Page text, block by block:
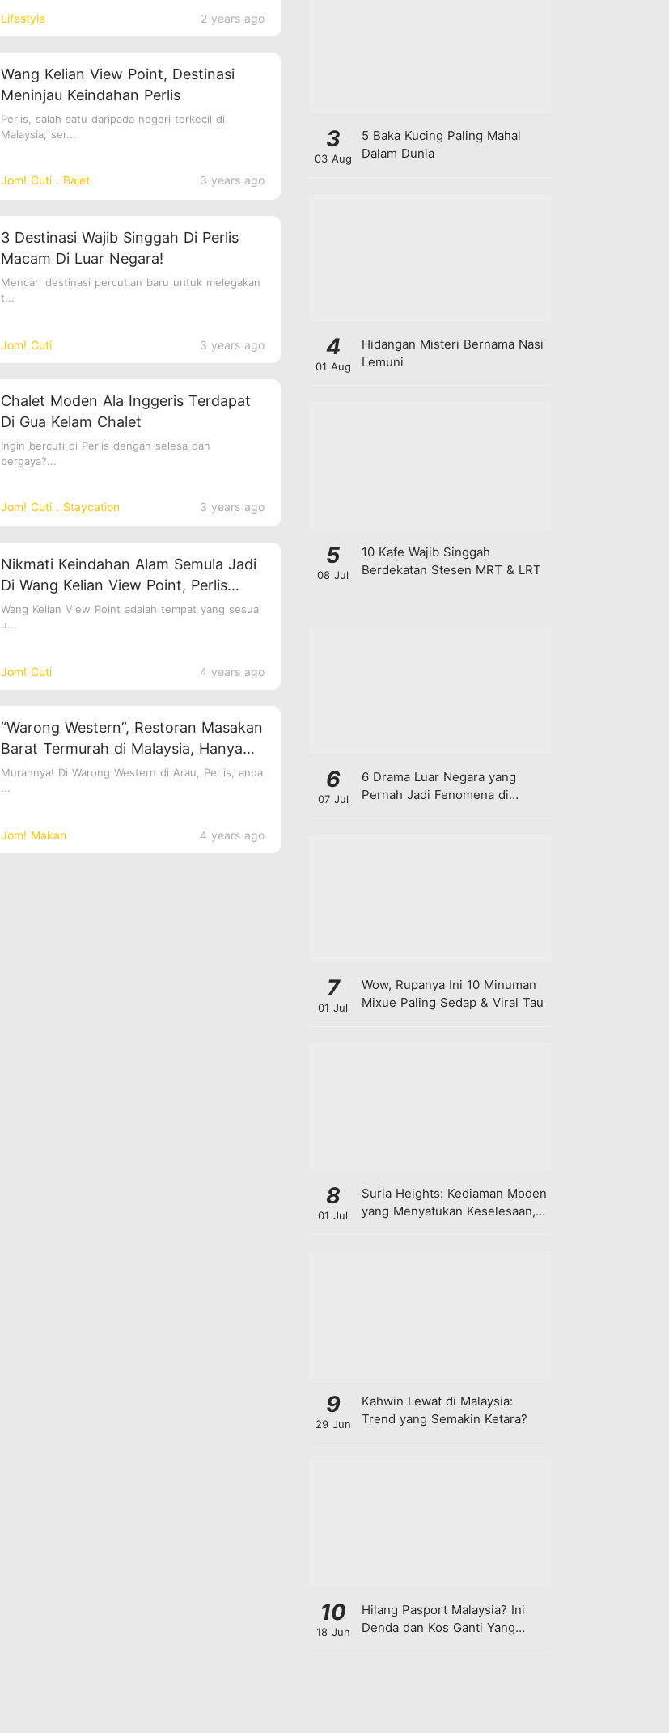
Lifestyle 2 years ago
Jom! Cuti．Bajet 3 years ago
Wang Kelian View Point, Destinasi
Meninjau Keindahan Perlis
Perlis, salah satu daripada negeri terkecil di
Malaysia, ser...
Jom! Cuti 3 years ago
3 Destinasi Wajib Singgah Di Perlis
Macam Di Luar Negara!
Mencari destinasi percutian baru untuk melegakan
t...
Jom! Cuti．Staycation 3 years ago
Chalet Moden Ala Inggeris Terdapat
Di Gua Kelam Chalet
Ingin bercuti di Perlis dengan selesa dan
bergaya?...
Jom! Cuti 4 years ago
Nikmati Keindahan Alam Semula Jadi
Di Wang Kelian View Point, Perlis
Indera Kayangan!
Wang Kelian View Point adalah tempat yang sesuai
u...
Jom! Makan 4 years ago
“Warong Western”, Restoran Masakan
Barat Termurah di Malaysia, Hanya
RM1.90 Sahaja!
Murahnya! Di Warong Western di Arau, Perlis, anda
...
3
03 Aug
5 Baka Kucing Paling Mahal
Dalam Dunia
4
01 Aug
Hidangan Misteri Bernama Nasi
Lemuni
5
08 Jul
10 Kafe Wajib Singgah
Berdekatan Stesen MRT & LRT
6
07 Jul
6 Drama Luar Negara yang
Pernah Jadi Fenomena di
7
01 Jul
Wow, Rupanya Ini 10 Minuman
Mixue Paling Sedap & Viral Tau
8
01 Jul
Suria Heights: Kediaman Moden
yang Menyatukan Keselesaan,
9
29 Jun
Kahwin Lewat di Malaysia:
Trend yang Semakin Ketara?
10
18 Jun
Hilang Pasport Malaysia? Ini
Denda dan Kos Ganti Yang